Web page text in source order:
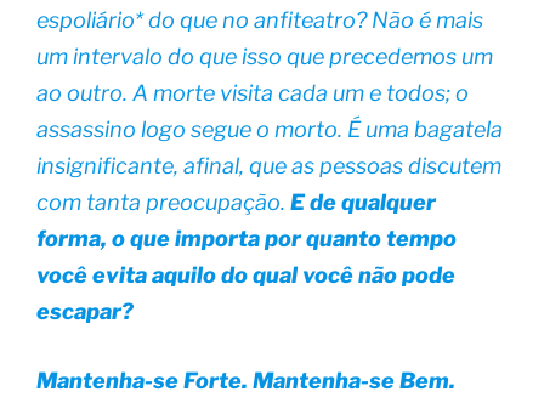
espoliário* do que no anfiteatro? Não é mais
um intervalo do que isso que precedemos um
ao outro. A morte visita cada um e todos; o
assassino logo segue o morto. É uma bagatela
insignificante, afinal, que as pessoas discutem
com tanta preocupação. E de qualquer
forma, o que importa por quanto tempo
você evita aquilo do qual você não pode
escapar?
Mantenha-se Forte. Mantenha-se Bem.